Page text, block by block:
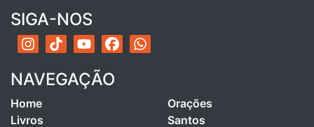
SIGA-NOS
NAVEGAÇÃO
Home
Livros
Orações
Santos